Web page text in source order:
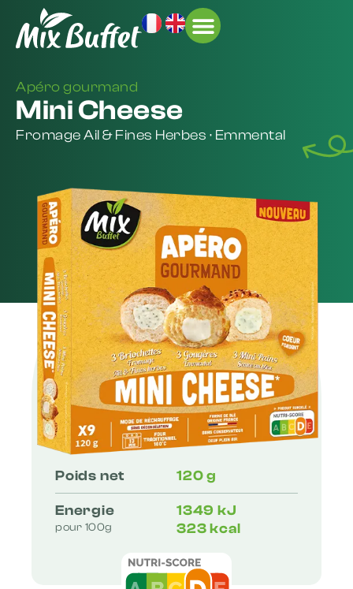
Apéro gourmand
Mini Cheese
Fromage Ail & Fines Herbes · Emmental
Poids net 120 g
Energie
pour 100g
1349 kJ
323 kcal